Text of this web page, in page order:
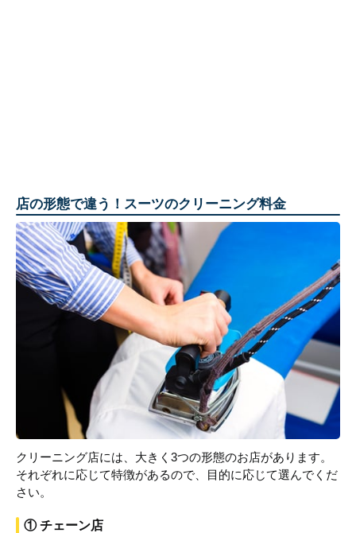
店の形態で違う！スーツのクリーニング料金
クリーニング店には、大きく3つの形態のお店があります。
それぞれに応じて特徴があるので、目的に応じて選んでくだ
さい。
① チェーン店